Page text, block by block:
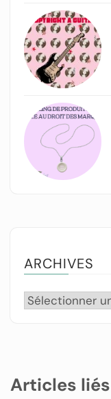
ARCHIVES
Articles liés